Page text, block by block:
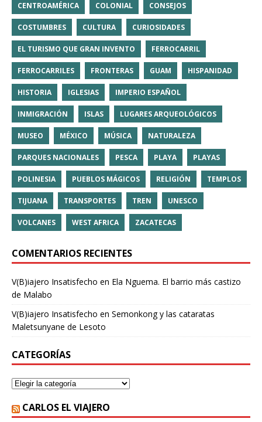
CENTROAMÉRICA COLONIAL CONSEJOS
COSTUMBRES CULTURA CURIOSIDADES
EL TURISMO QUE GRAN INVENTO FERROCARRIL
FERROCARRILES FRONTERAS GUAM HISPANIDAD
HISTORIA IGLESIAS IMPERIO ESPAÑOL
INMIGRACIÓN ISLAS LUGARES ARQUEOLÓGICOS
MUSEO MÉXICO MÚSICA NATURALEZA
PARQUES NACIONALES PESCA PLAYA PLAYAS
POLINESIA PUEBLOS MÁGICOS RELIGIÓN TEMPLOS
TIJUANA TRANSPORTES TREN UNESCO
VOLCANES WEST AFRICA ZACATECAS
COMENTARIOS RECIENTES
V(B)iajero Insatisfecho en Ela Nguema. El barrio más castizo
de Malabo
V(B)iajero Insatisfecho en Semonkong y las cataratas
Maletsunyane de Lesoto
CATEGORÍAS
CARLOS EL VIAJERO